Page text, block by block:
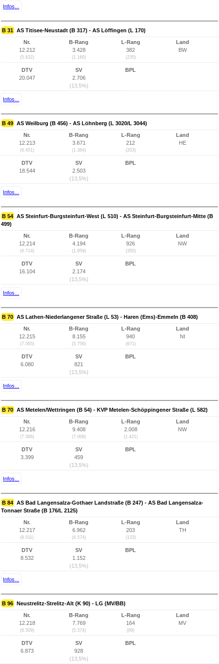
Infos...
B 31 AS Titisee-Neustadt (B 317) - AS Löffingen (L 170)
Nr.
12.212
(5.632)
B-Rang
3.428
(1.160)
L-Rang
382
(235)
Land
BW
DTV
20.047
SV
2.706
(13,5%)
BPL
Infos...
B 49 AS Weilburg (B 456) - AS Löhnberg (L 3020/L 3044)
Nr.
12.213
(6.451)
B-Rang
3.671
(1.384)
L-Rang
212
(203)
Land
HE
DTV
18.544
SV
2.503
(13,5%)
BPL
Infos...
B 54 AS Steinfurt-Burgsteinfurt-West (L 510) - AS Steinfurt-Burgsteinfurt-Mitte (B
499)
Nr.
12.214
(6.714)
B-Rang
4.194
(1.859)
L-Rang
926
(350)
Land
NW
DTV
16.104
SV
2.174
(13,5%)
BPL
Infos...
B 70 AS Lathen-Niederlangener Straße (L 53) - Haren (Ems)-Emmeln (B 408)
Nr.
12.215
(7.565)
B-Rang
8.155
(5.756)
L-Rang
940
(671)
Land
NI
DTV
6.080
SV
821
(13,5%)
BPL
Infos...
B 70 AS Metelen/Wettringen (B 54) - KVP Metelen-Schöppingener Straße (L 582)
Nr.
12.216
(7.586)
B-Rang
9.408
(7.006)
L-Rang
2.008
(1.421)
Land
NW
DTV
3.399
SV
459
(13,5%)
BPL
Infos...
B 84 AS Bad Langensalza-Gothaer Landstraße (B 247) - AS Bad Langensalza-
Tonnaer Straße (B 176/L 2125)
Nr.
12.217
(8.011)
B-Rang
6.962
(4.574)
L-Rang
203
(133)
Land
TH
DTV
8.532
SV
1.152
(13,5%)
BPL
Infos...
B 96 Neustrelitz-Strelitz-Alt (K 90) - LG (MV/BB)
Nr.
12.218
(8.509)
B-Rang
7.769
(5.374)
L-Rang
164
(99)
Land
MV
DTV
6.873
SV
928
(13,5%)
BPL